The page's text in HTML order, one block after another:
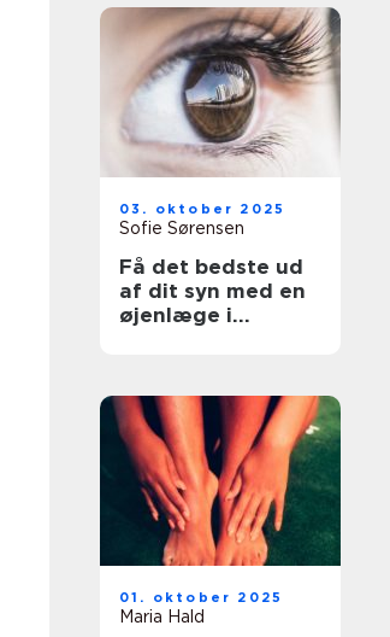
03. oktober 2025
Sofie Sørensen
Få det bedste ud
af dit syn med en
øjenlæge i
01. oktober 2025
Maria Hald